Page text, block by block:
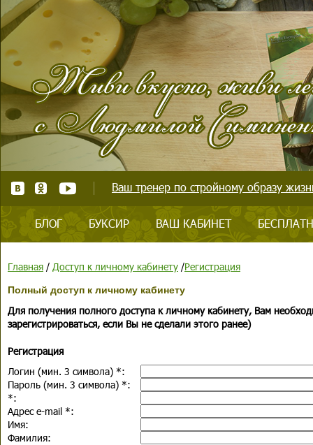
Ваш тренер по стройному образу
БЛОГ БУКСИР ВАШ КАБИНЕТ
Главная / Доступ к личному кабинету /Регистрация
Полный доступ к личному кабинету
Для получения полного доступа к личному кабинету, Вам
зарегистрироваться, если Вы не сделали этого ранее)
Регистрация
Логин (мин. 3 символа) *:
Пароль (мин. 3 символа) *:
*:
Адрес e-mail *:
Имя:
Фамилия: